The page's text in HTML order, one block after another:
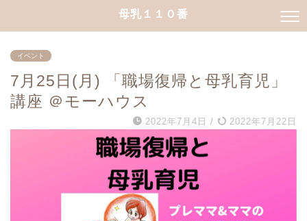
母乳１１０番
イベント
7月25日(月) 「職場復帰と母乳育児」
講座 ＠モーハウス
2022年7月4日 / 2022年7月22日